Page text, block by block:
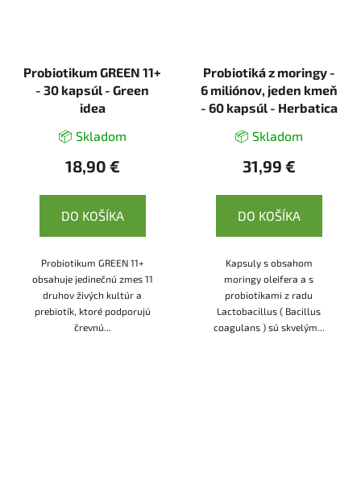
Probiotikum GREEN 11+
- 30 kapsúl - Green
idea
📦 Skladom
18,90 €
DO KOŠÍKA
Probiotikum GREEN 11+
obsahuje jedinečnú zmes 11
druhov živých kultúr a
prebiotík, ktoré podporujú
črevnú...
Probiotiká z moringy -
6 miliónov, jeden kmeň
- 60 kapsúl - Herbatica
📦 Skladom
31,99 €
DO KOŠÍKA
Kapsuly s obsahom
moringy oleifera a s
probiotikami z radu
Lactobacillus ( Bacillus
coagulans ) sú skvelým...